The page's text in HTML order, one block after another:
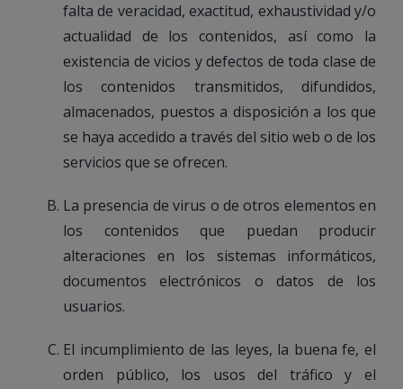
falta de veracidad, exactitud, exhaustividad y/o
actualidad de los contenidos, así como la
existencia de vicios y defectos de toda clase de
los contenidos transmitidos, difundidos,
almacenados, puestos a disposición a los que
se haya accedido a través del sitio web o de los
servicios que se ofrecen.
La presencia de virus o de otros elementos en
los contenidos que puedan producir
alteraciones en los sistemas informáticos,
documentos electrónicos o datos de los
usuarios.
El incumplimiento de las leyes, la buena fe, el
orden público, los usos del tráfico y el